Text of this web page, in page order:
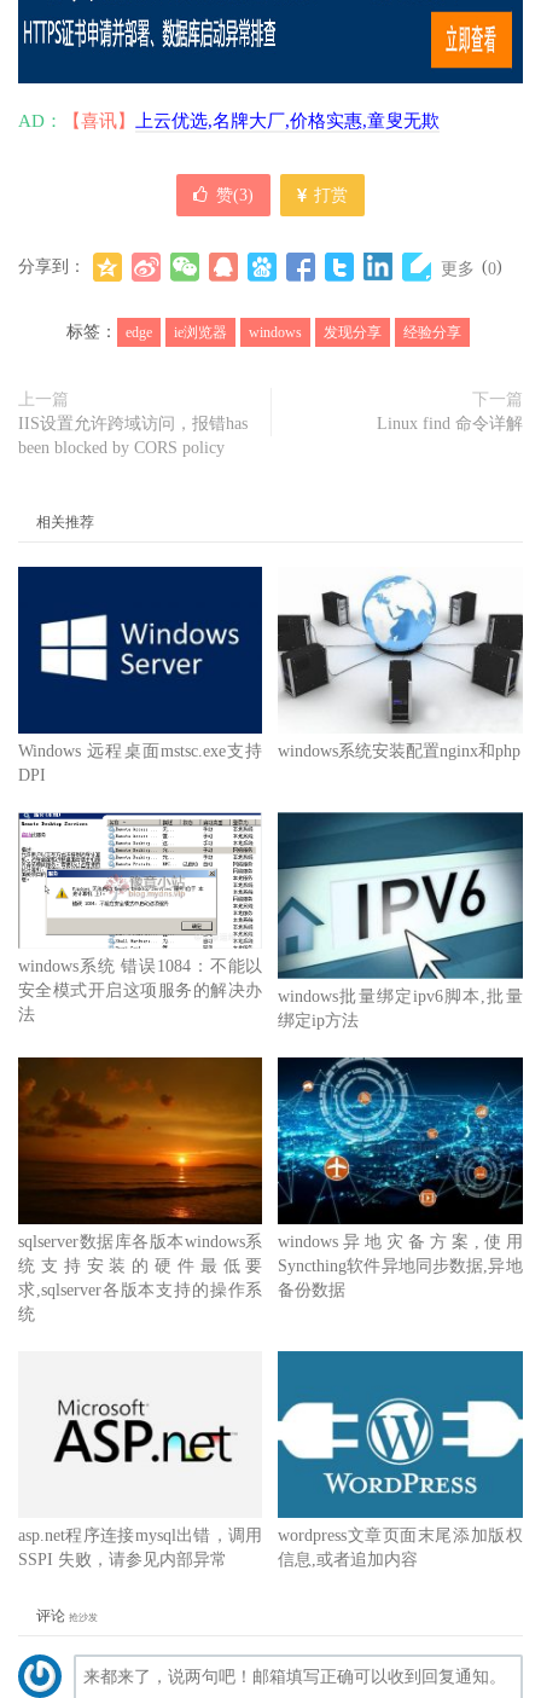
AD： 【喜讯】 上云优选,名牌大厂,价格实惠,童叟无欺
赞(3) 打赏
分享到： 更多 (0)
标签： edge ie浏览器 windows 发现分享 经验分享
上一篇
IIS设置允许跨域访问，报错has
been blocked by CORS policy
下一篇
Linux find 命令详解
相关推荐
Windows 远程桌面mstsc.exe支持
DPI
windows系统安装配置nginx和php
windows系统 错误1084：不能以
安全模式开启这项服务的解决办
法
windows批量绑定ipv6脚本,批量
绑定ip方法
sqlserver数据库各版本windows系
统支持安装的硬件最低要
求,sqlserver各版本支持的操作系
统
windows异地灾备方案,使用
Syncthing软件异地同步数据,异地
备份数据
asp.net程序连接mysql出错，调用
SSPI 失败，请参见内部异常
wordpress文章页面末尾添加版权
信息,或者追加内容
评论 抢沙发